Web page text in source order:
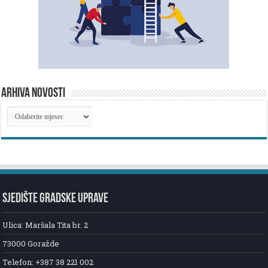
ARHIVA NOVOSTI
ARHIVA
NOVOSTI
SJEDIŠTE GRADSKE UPRAVE
Ulica: Maršala Tita br. 2
73000 Goražde
Telefon: +387 38 221 002